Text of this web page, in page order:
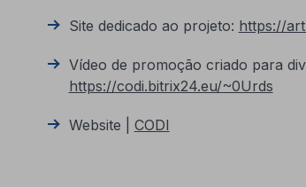
Site dedicado ao projeto: https://
Vídeo de promoção criado para
https://codi.bitrix24.eu/~0Urds
Website | CODI